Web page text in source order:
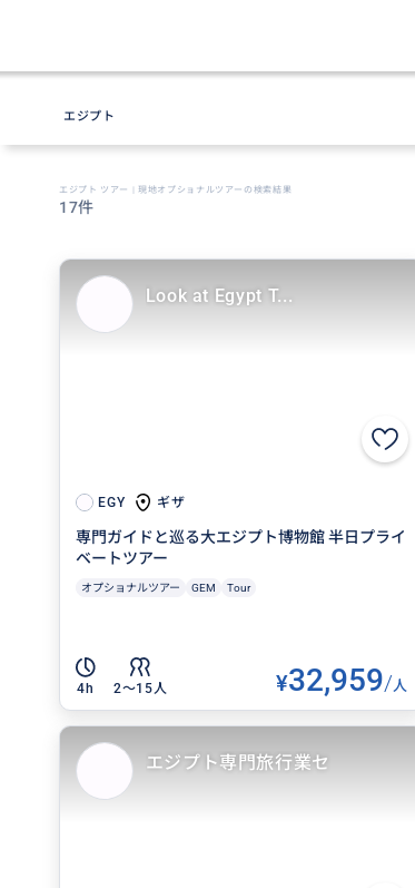
エジプト
エジプト ツアー | 現地オプショナルツアーの検索結果
17件
EGY ギザ
専門ガイドと巡る大エジプト博物館 半日プライ
ベートツアー
オプショナルツアー GEM Tour
4h 2〜15人 ¥32,959/人
Look at Egypt T...
エジプト専門旅行業セ